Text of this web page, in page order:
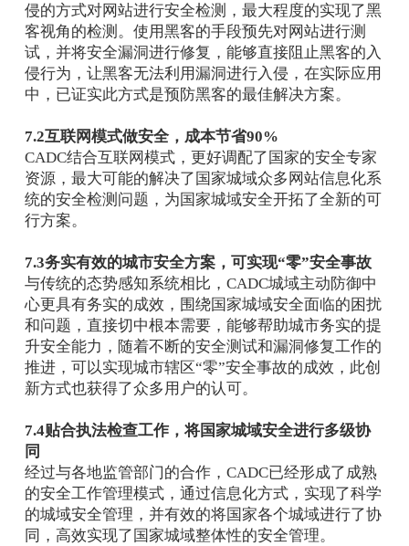
侵的方式对网站进行安全检测，最大程度的实现了黑
客视角的检测。使用黑客的手段预先对网站进行测
试，并将安全漏洞进行修复，能够直接阻止黑客的入
侵行为，让黑客无法利用漏洞进行入侵，在实际应用
中，已证实此方式是预防黑客的最佳解决方案。
7.2互联网模式做安全，成本节省90%
CADC结合互联网模式，更好调配了国家的安全专家
资源，最大可能的解决了国家城域众多网站信息化系
统的安全检测问题，为国家城域安全开拓了全新的可
行方案。
7.3务实有效的城市安全方案，可实现“零”安全事故
与传统的态势感知系统相比，CADC城域主动防御中
心更具有务实的成效，围绕国家城域安全面临的困扰
和问题，直接切中根本需要，能够帮助城市务实的提
升安全能力，随着不断的安全测试和漏洞修复工作的
推进，可以实现城市辖区“零”安全事故的成效，此创
新方式也获得了众多用户的认可。
7.4贴合执法检查工作，将国家城域安全进行多级协
同
经过与各地监管部门的合作，CADC已经形成了成熟
的安全工作管理模式，通过信息化方式，实现了科学
的城域安全管理，并有效的将国家各个城域进行了协
同，高效实现了国家城域整体性的安全管理。